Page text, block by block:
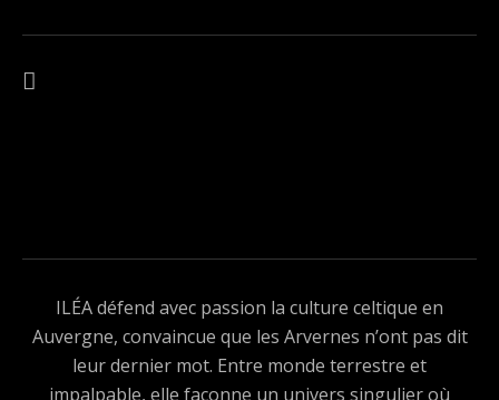
Navigation de l’article
ILÉA défend avec passion la culture celtique en
Auvergne, convaincue que les Arvernes n’ont pas dit
leur dernier mot. Entre monde terrestre et
impalpable, elle façonne un univers singulier où